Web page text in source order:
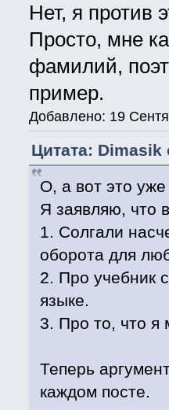
Нет, я против
Просто, мне
фамилий,
пример.
Добавлено: 19
Цитата: Dimasik
О, а вот это
Я заявляю, что
1. Солгали
оборота для
2. Про учебник
языке.
3. Про то, что
Теперь
каждом посте.